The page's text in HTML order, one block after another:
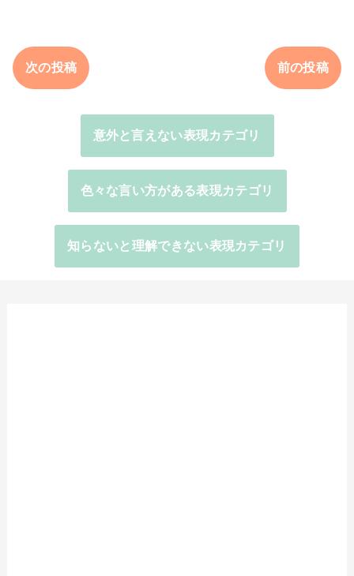
次の投稿 前の投稿
意外と言えない表現カテゴリ
色々な言い方がある表現カテゴリ
知らないと理解できない表現カテゴリ